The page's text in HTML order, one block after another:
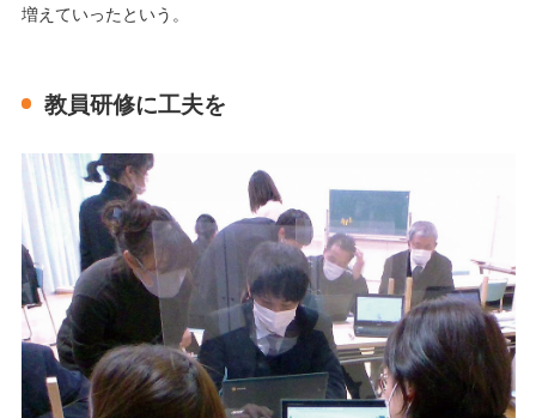
増えていったという。
教員研修に工夫を